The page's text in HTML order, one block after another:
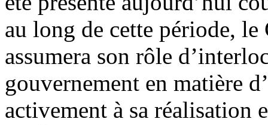
au long de cette période,
assumera son rôle
gouvernement en matière
activement à sa réalisation